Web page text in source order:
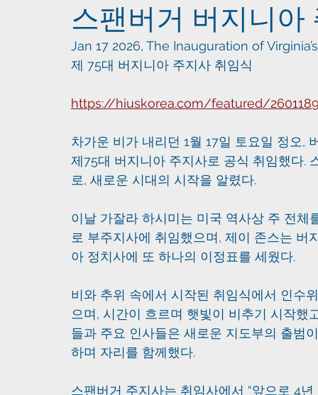
스팬버거 버지니아
Jan 17 2026, The Inauguration of
제 75대 버지니아 주지사 취임식
https://hiuskorea.com/featured/
차가운 비가 내리던 1월 17일 토요일 정오,
제75대 버지니아 주지사로 공식 취임했다.
로, 새로운 시대의 시작을 알렸다.
이날 가잘라 하시미는 미국 역사상 주 전
로 부주지사에 취임했으며, 제이 존스는
아 정치사에 또 하나의 이정표를 세웠다.
비와 추위 속에서 시작된 취임식에서 인수
으며, 시간이 흐르며 햇빛이 비추기 시작했
들과 주요 인사들은 새로운 지도부의 출범
하며 자리를 함께했다.
스팬버거 주지사는 취임사에서 “앞으로 4